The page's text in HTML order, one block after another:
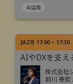
AI活用
[A27] 17:00 ~ 17:30
AIやDXを支
株式会社
前川 泰宏